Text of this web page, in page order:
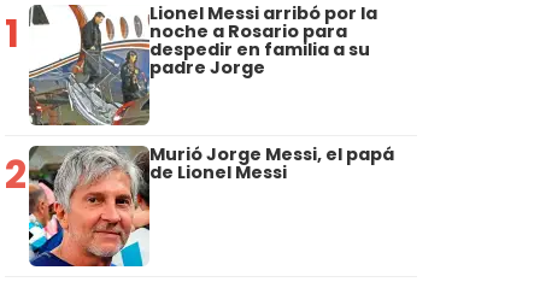
1 Lionel Messi arribó por la
noche a Rosario para
despedir en familia a su
padre Jorge
2 Murió Jorge Messi, el papá
de Lionel Messi